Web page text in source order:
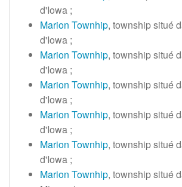
d'Iowa ;
Marion Townhip, township situé
d'Iowa ;
Marion Townhip, township situé
d'Iowa ;
Marion Townhip, township situé
d'Iowa ;
Marion Townhip, township situé
d'Iowa ;
Marion Townhip, township situé
d'Iowa ;
Marion Townhip, township situé